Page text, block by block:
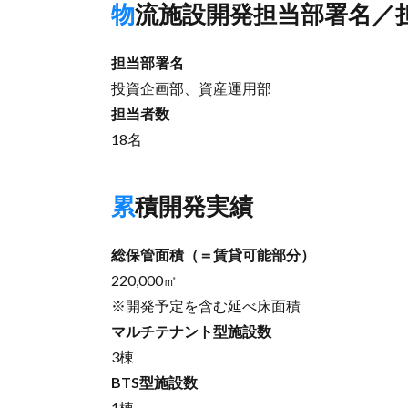
物流施設開発担当部署名
担当部署名
投資企画部、資産運用部
担当者数
18名
累積開発実績
総保管面積（＝賃貸可能部分）
220,000㎡
※開発予定を含む延べ床面積
マルチテナント型施設数
3棟
BTS型施設数